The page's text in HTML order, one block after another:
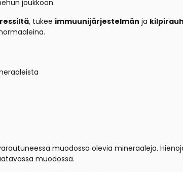
joukkoon.
, tukee immuunijärjestelmän ja
muodossa olevia mineraaleja.
muodossa.